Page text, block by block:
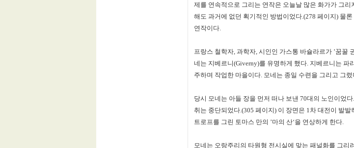
제를 연속적으로 그리는 연작은 오늘날 많은 화가가 그
해도 과거에 없던 획기적인 방법이었다.(278 페이지) 물
연작이다.
프랑스 철학자, 과학자, 시인인 가스통 바슐라르가 ’꿈꿀
네는 지베르니(Giverny)를 유명하게 했다. 지베르니는 파
주하며 작업한 마을이다. 모네는 종일 수련을 그리고 그렸
당시 모네는 아들 장을 먼저 떠나 보낸 70대의 노인이었다.
취는 중단되었다.(305 페이지) 이 장면은 1차 대전이 발발
트로프를 그린 토마스 만의 ’마의 산‘을 연상하게 한다.
모네는 오랑주리의 타원형 전시실에 맞는 패널화를 그리